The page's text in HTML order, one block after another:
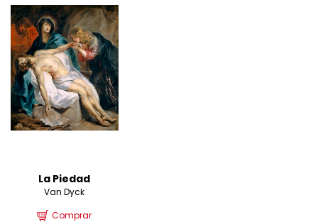
La Piedad
Van Dyck
Comprar